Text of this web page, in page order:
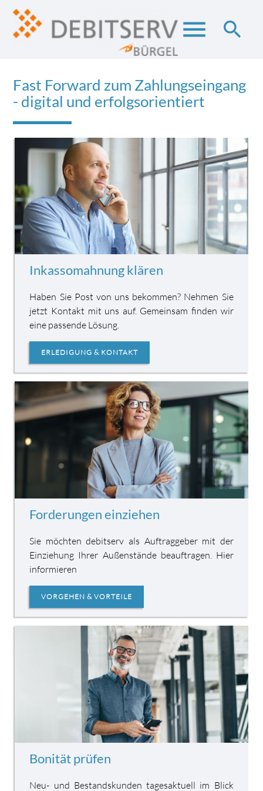
menu search
Suchbegriffe SUCHEN
Fast Forward zum Zahlungseingang
- digital und erfolgsorientiert
Inkassomahnung klären
Haben Sie Post von uns bekommen? Nehmen Sie
jetzt Kontakt mit uns auf. Gemein­sam finden wir
eine passende Lösung.
ERLEDIGUNG & KONTAKT
Forderungen einziehen
Sie möchten debitserv als Auftrag­geber mit der
Ein­ziehung Ihrer Außen­stände beauftragen. Hier
informieren
VORGEHEN & VORTEILE
Bonität prüfen
Neu- und Bestands­kunden tages­aktuell im Blick